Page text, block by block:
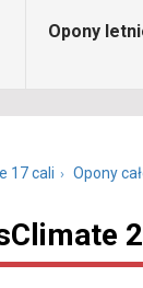
Opony
17 cali Opony